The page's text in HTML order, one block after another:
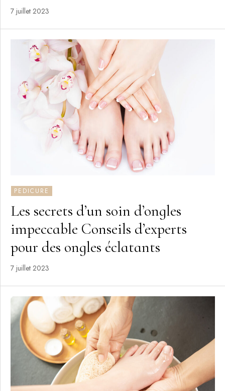
7 juillet 2023
PEDICURE
Les secrets d’un soin d’ongles
impeccable Conseils d’experts
pour des ongles éclatants
7 juillet 2023